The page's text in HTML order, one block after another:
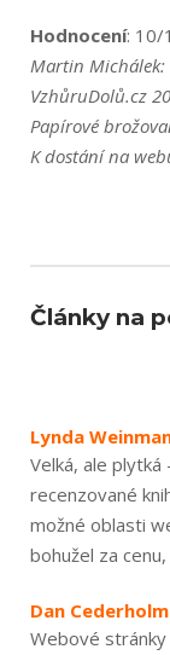
Hodnocení: 10/
Martin Michálek:
VzhůruDolů.cz
Papírové
K dostání na
Články na
Lynda
Velká, ale
recenzované
možné oblasti
bohužel za
Dan
Webové